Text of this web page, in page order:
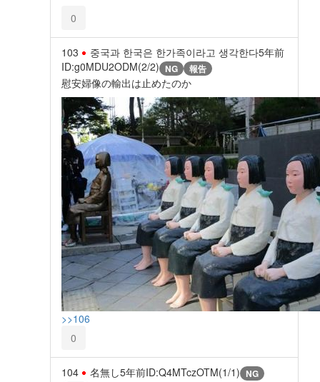
0
103 중국과 한국은 한가족이라고 생각한다5年前
ID:g0MDU2ODM(2/2) NG 報告
慰安婦像の輸出は止めたのか
>>106
0
104 名無し5年前ID:Q4MTczOTM(1/1) NG